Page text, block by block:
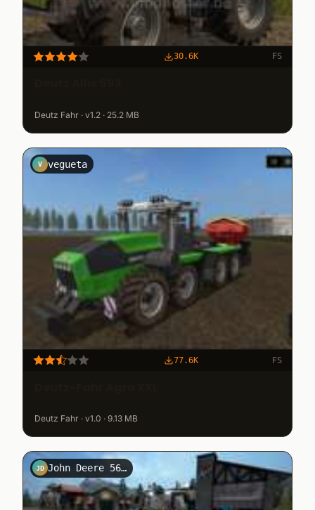
30.6K FS
Deutz Fahr · v1.2 · 25.2 MB
V vegueta
77.6K FS
Deutz Fahr · v1.0 · 9.13 MB
JD John Deere 5615F